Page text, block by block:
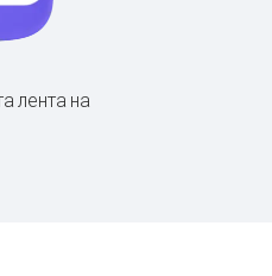
лента на